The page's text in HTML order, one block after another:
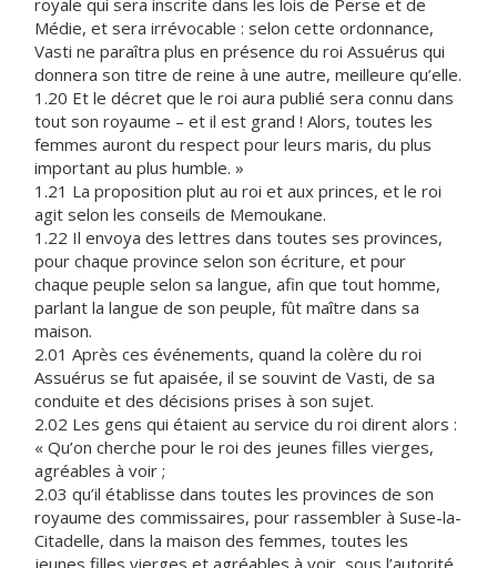
royale qui sera inscrite dans les lois de Perse et de
Médie, et sera irrévocable : selon cette ordonnance,
Vasti ne paraîtra plus en présence du roi Assuérus qui
donnera son titre de reine à une autre, meilleure qu’elle.
1.20 Et le décret que le roi aura publié sera connu dans
tout son royaume – et il est grand ! Alors, toutes les
femmes auront du respect pour leurs maris, du plus
important au plus humble. »
1.21 La proposition plut au roi et aux princes, et le roi
agit selon les conseils de Memoukane.
1.22 Il envoya des lettres dans toutes ses provinces,
pour chaque province selon son écriture, et pour
chaque peuple selon sa langue, afin que tout homme,
parlant la langue de son peuple, fût maître dans sa
maison.
2.01 Après ces événements, quand la colère du roi
Assuérus se fut apaisée, il se souvint de Vasti, de sa
conduite et des décisions prises à son sujet.
2.02 Les gens qui étaient au service du roi dirent alors :
« Qu’on cherche pour le roi des jeunes filles vierges,
agréables à voir ;
2.03 qu’il établisse dans toutes les provinces de son
royaume des commissaires, pour rassembler à Suse-la-
Citadelle, dans la maison des femmes, toutes les
jeunes filles vierges et agréables à voir, sous l’autorité